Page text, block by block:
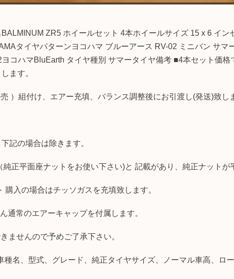
ZR5 ホイールセット 4本ホイールサイズ 15 x 6 イ
タイヤパターンヨコハマ ブルーアース RV-02 ミニバン サマ
コハマBluEarth タイヤ種別 サマータイヤ備考 ■4本セット価格
ます。
）組付け、エアー充填、バランス調整後にお引渡し(発送)致し
記の場合は除きます。
純正平面座ナットをお使い下さい)と 記載があり、純正ナットが
入の場合はチッソガスを充填致します。
通常のエアーキャップを付属します。
ませんので予めご了承下さい。
名、型式、グレード、純正タイヤサイズ、ノーマル車高、ロ